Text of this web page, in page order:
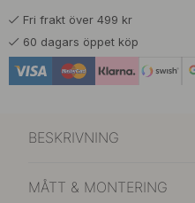
Fri frakt över 499 kr
60 dagars öppet köp
BESKRIVNING
MÅTT & MONTERING